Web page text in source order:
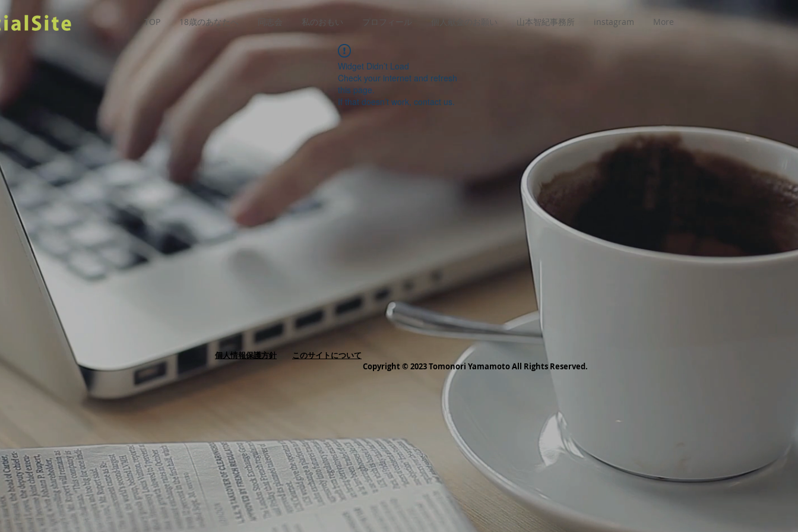
TOP 18歳のあなたへ 私のおもい プロフィール 個人献金のお願い 山本智紀事務所 instagram More
Widget Didn’t Load
Check your internet and refresh
this page.
If that doesn’t work, contact us.
個人情報保護方針
このサイトについて
Copyright © 2023 Tomonori Yamamoto All Rights Reserved.